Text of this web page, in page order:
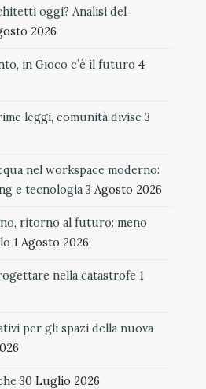
oggi? Analisi del
2026
in Gioco c’è il futuro 4
leggi, comunità divise 3
nel workspace moderno:
e tecnologia 3 Agosto 2026
ritorno al futuro: meno
1 Agosto 2026
nella catastrofe 1
per gli spazi della nuova
30 Luglio 2026